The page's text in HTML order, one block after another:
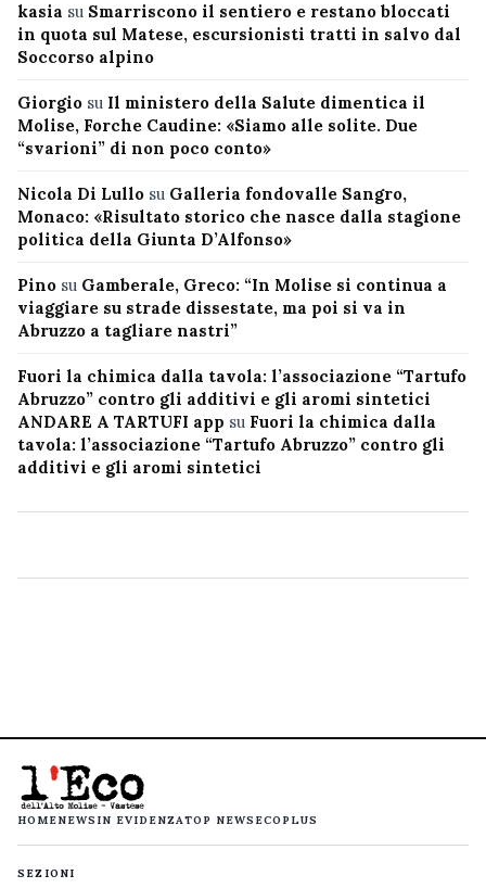
kasia su Smarriscono il sentiero e restano bloccati
in quota sul Matese, escursionisti tratti in salvo dal
Soccorso alpino
Giorgio su Il ministero della Salute dimentica il
Molise, Forche Caudine: «Siamo alle solite. Due
“svarioni” di non poco conto»
Nicola Di Lullo su Galleria fondovalle Sangro,
Monaco: «Risultato storico che nasce dalla stagione
politica della Giunta D’Alfonso»
Pino su Gamberale, Greco: “In Molise si continua a
viaggiare su strade dissestate, ma poi si va in
Abruzzo a tagliare nastri”
Fuori la chimica dalla tavola: l’associazione “Tartufo
Abruzzo” contro gli additivi e gli aromi sintetici
ANDARE A TARTUFI app su Fuori la chimica dalla
tavola: l’associazione “Tartufo Abruzzo” contro gli
additivi e gli aromi sintetici
HOMENEWS IN EVIDENZATOP NEWS ECOPLUS
SEZIONI